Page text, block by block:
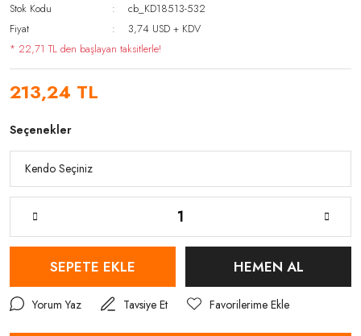
Stok Kodu
cb_KD18513-532
Fiyat
3,74 USD + KDV
* 22,71 TL den başlayan taksitlerle!
213,24 TL
Seçenekler
SEPETE EKLE HEMEN AL
Yorum Yaz Tavsiye Et